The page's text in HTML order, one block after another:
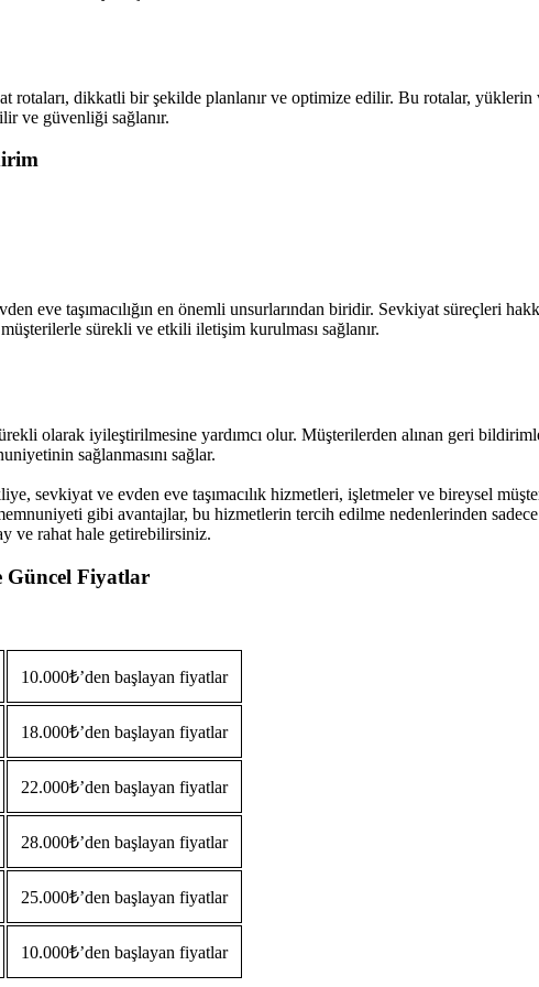
rotaları, dikkatli bir şekilde planlanır ve optimize edilir. Bu rotalar,
ve güvenliği sağlanır.
eve taşımacılığın en önemli unsurlarından biridir. Sevkiyat süreçleri
sürekli ve etkili iletişim kurulması sağlanır.
olarak iyileştirilmesine yardımcı olur. Müşterilerden alınan geri
sağlanmasını sağlar.
sevkiyat ve evden eve taşımacılık hizmetleri, işletmeler ve bireysel
gibi avantajlar, bu hizmetlerin tercih edilme nedenlerinden
ve rahat hale getirebilirsiniz.
Güncel Fiyatlar
10.000₺’den başlayan fiyatlar
18.000₺’den başlayan fiyatlar
22.000₺’den başlayan fiyatlar
28.000₺’den başlayan fiyatlar
25.000₺’den başlayan fiyatlar
10.000₺’den başlayan fiyatlar